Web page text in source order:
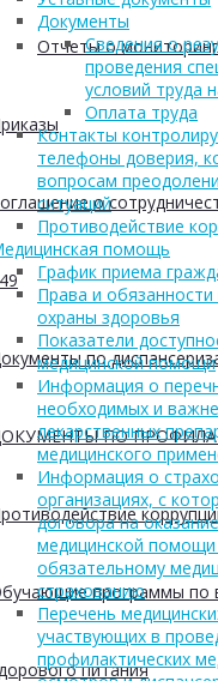
Отчеты о
о
по
ПО
программы по
питания
Документы
Сведения о
проведения
условий труда
Оплата труда
Контакты
телефоны доверия,
вопросам
ситуаций
Противодействие
помощь
График приема
Права и
охраны здоровья
Показатели
медицинской помощи
Информация о
необходимых и
лекарственных
медицинского
Информация о
организациях, с
договора на
медицинской
обязательному
страхованию
Перечень
участвующих в
профилактических